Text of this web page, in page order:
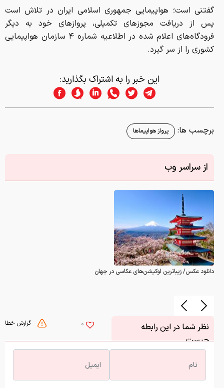
گفتنی است؛ هواپیمایی جمهوری اسلامی ایران در تلاش است
پس از دریافت مجوزهای تکمیلی، پروازهای خود به دیگر
فرودگاه‌های اعلام شده در اطلاعیه شماره ۴ سازمان هواپیمایی
کشوری را از سر گیرد.
این خبر را به اشتراک بگذارید:
برچسب ها: پرواز هواپیماها
از سراسر وب
دانلود عکس/ زیباترین لوکیشن‌های عکاسی در جهان
گزارش خطا 0
نظر شما در این رابطه
چیست